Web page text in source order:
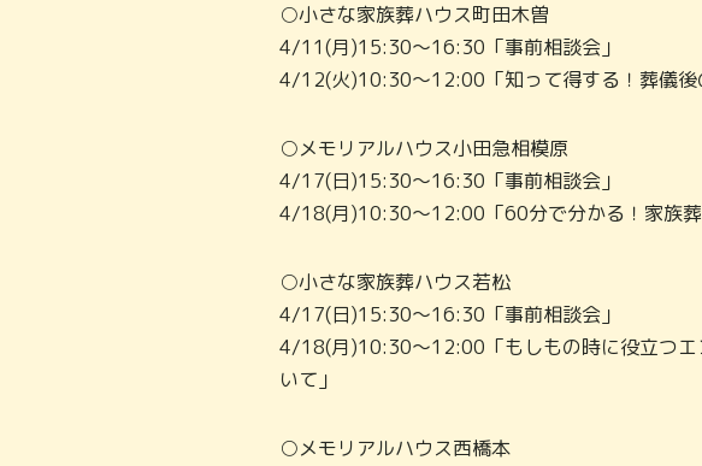
○小さな家族葬ハウス町田木曽
4/11(月)15:30～16:30「事前相談会」
4/12(火)10:30～12:00「知って得する！葬儀後
○メモリアルハウス小田急相模原
4/17(日)15:30～16:30「事前相談会」
4/18(月)10:30～12:00「60分で分かる！家族葬
○小さな家族葬ハウス若松
4/17(日)15:30～16:30「事前相談会」
4/18(月)10:30～12:00「もしもの時に役立つエ
いて」
○メモリアルハウス西橋本